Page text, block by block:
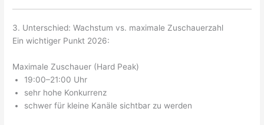
3. Unterschied: Wachstum vs. maximale Zuschauerzahl
Ein wichtiger Punkt 2026:
Maximale Zuschauer (Hard Peak)
19:00–21:00 Uhr
sehr hohe Konkurrenz
schwer für kleine Kanäle sichtbar zu werden